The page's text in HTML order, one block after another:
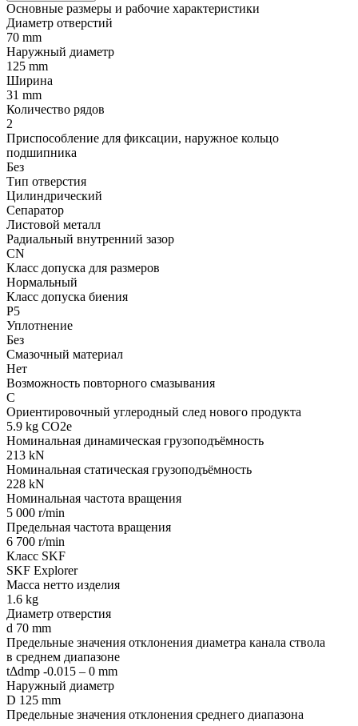
Основные размеры и рабочие характеристики
Диаметр отверстий
70 mm
Наружный диаметр
125 mm
Ширина
31 mm
Количество рядов
2
Приспособление для фиксации, наружное кольцо
подшипника
Без
Тип отверстия
Цилиндрический
Сепаратор
Листовой металл
Радиальный внутренний зазор
CN
Класс допуска для размеров
Нормальный
Класс допуска биения
P5
Уплотнение
Без
Смазочный материал
Нет
Возможность повторного смазывания
С
Ориентировочный углеродный след нового продукта
5.9 kg CO2e
Номинальная динамическая грузоподъёмность
213 kN
Номинальная статическая грузоподъёмность
228 kN
Номинальная частота вращения
5 000 r/min
Предельная частота вращения
6 700 r/min
Класс SKF
SKF Explorer
Масса нетто изделия
1.6 kg
Диаметр отверстия
d 70 mm
Предельные значения отклонения диаметра канала ствола
в среднем диапазоне
tΔdmp -0.015 – 0 mm
Наружный диаметр
D 125 mm
Предельные значения отклонения среднего диапазона